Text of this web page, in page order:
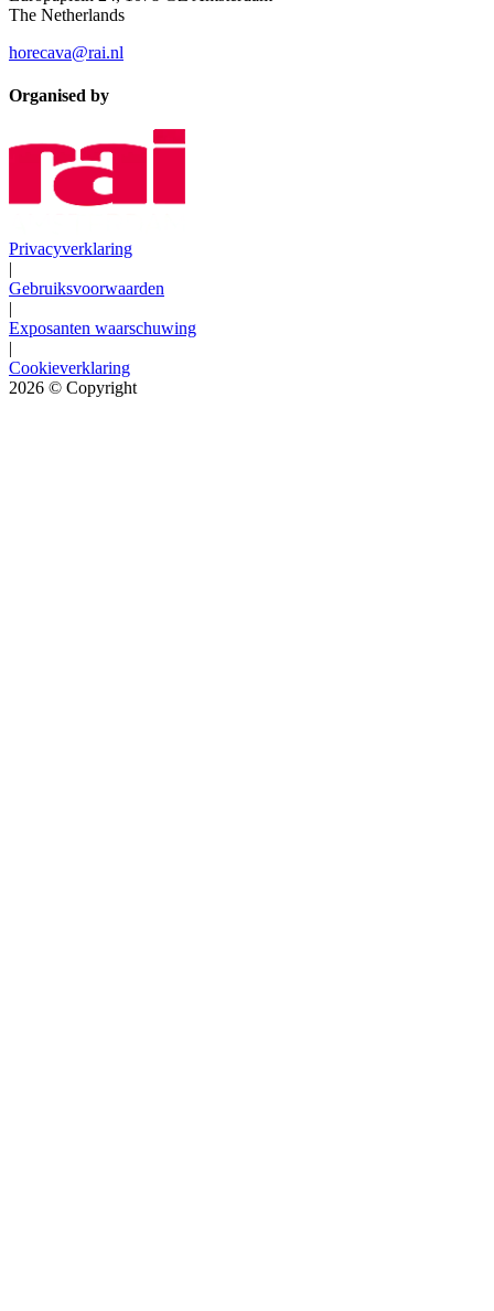
The Netherlands
horecava@rai.nl
Organised by
Privacyverklaring
|
Gebruiksvoorwaarden
|
Exposanten waarschuwing
|
Cookieverklaring
2026 © Copyright